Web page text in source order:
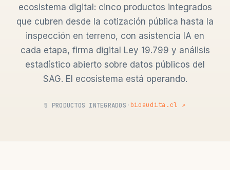
ecosistema digital: cinco productos integrados
que cubren desde la cotización pública hasta la
inspección en terreno, con asistencia IA en
cada etapa, firma digital Ley 19.799 y análisis
estadístico abierto sobre datos públicos del
SAG. El ecosistema está operando.
5 PRODUCTOS INTEGRADOS · bioaudita.cl ↗